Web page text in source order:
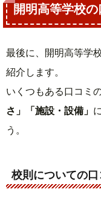
開明高等学校
最後に、開明高等学
紹介します。
いくつもある口コミ
さ」「施設・設備」
う。
校則についての口